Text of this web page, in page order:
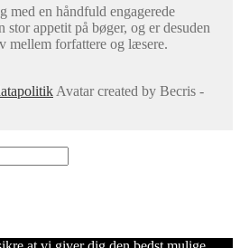
med en håndfuld engagerede
appetit på bøger, og er desuden
mellem forfattere og læsere.
Avatar created by Becris -